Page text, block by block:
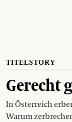
TITELSTORY
Gerecht
In Österreich
Warum